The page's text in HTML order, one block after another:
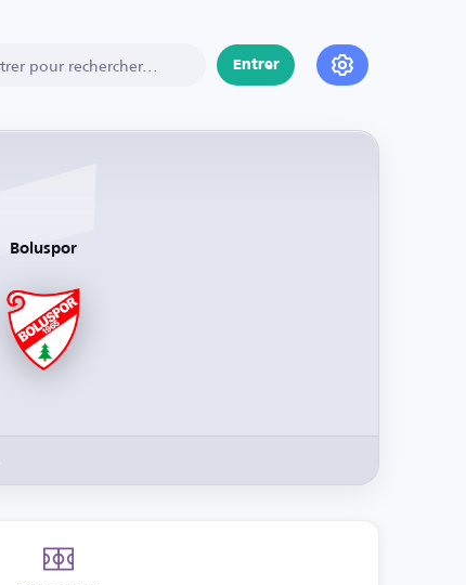
Entrer
Boluspor